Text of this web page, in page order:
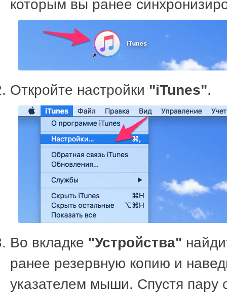
которым вы ранее
Откройте настройки "iTunes".
Во вкладке "Устройства"
ранее резервную копию и
указателем мыши. Спустя пару